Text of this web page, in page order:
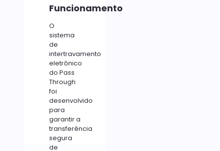
Funcionamento
O
sistema
de
intertravamento
eletrônico
do Pass
Through
foi
desenvolvido
para
garantir a
transferência
segura
de